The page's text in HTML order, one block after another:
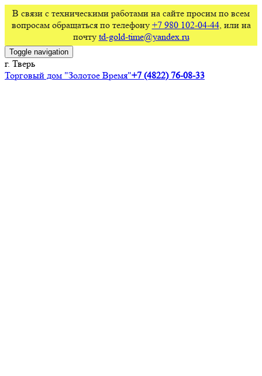
В связи с техническими работами на сайте просим по всем
вопросам обращаться по телефону +7 980 102-04-44, или на
почту td-gold-time@yandex.ru
Toggle navigation
г. Тверь
Торговый дом "Золотое Время"+7 (4822) 76-08-33